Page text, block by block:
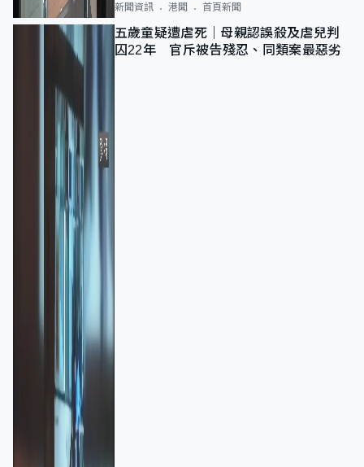
新聞資訊 港聞 首頁新聞
五歲童疑遭虐死｜母親認誤殺及虐兒判
囚22年 官斥被告殘忍、同類案最惡劣